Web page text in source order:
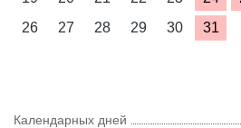
26
27 28 29 30 31
Календарных дней